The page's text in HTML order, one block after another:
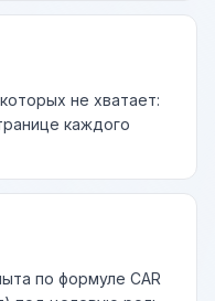
не хватает:
каждого
по формуле CAR